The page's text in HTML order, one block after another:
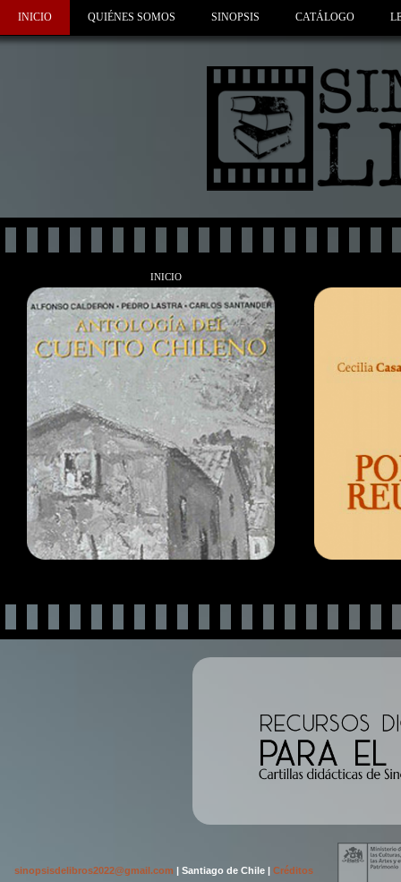
INICIO QUIÉNES SOMOS SINOPSIS CATÁLOGO
INICIO
sinopsisdelibros2022@gmail.com | Santiago de Chile | Créditos